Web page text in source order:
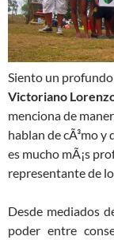
Siento un
Victoriano
menciona de
hablan de cÃ³mo
es mucho mÃ¡s
representante de
Desde mediados
poder entre